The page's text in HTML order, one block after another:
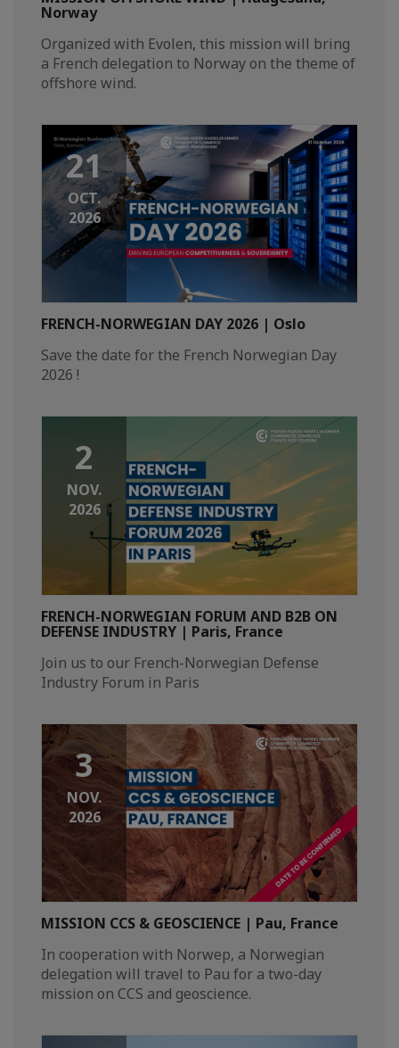
Norway
Organized with Evolen, this mission will bring
a French delegation to Norway on the theme of
offshore wind.
21
OCT.
2026
FRENCH-NORWEGIAN DAY 2026 | Oslo
Save the date for the French Norwegian Day
2026 !
2
NOV.
2026
FRENCH-NORWEGIAN FORUM AND B2B ON
DEFENSE INDUSTRY | Paris, France
Join us to our French-Norwegian Defense
Industry Forum in Paris
3
NOV.
2026
MISSION CCS & GEOSCIENCE | Pau, France
In cooperation with Norwep, a Norwegian
delegation will travel to Pau for a two-day
mission on CCS and geoscience.